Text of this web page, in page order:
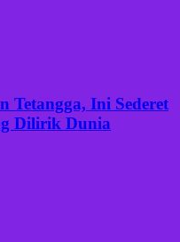
Tetangga, Ini Sederet
Dilirik Dunia